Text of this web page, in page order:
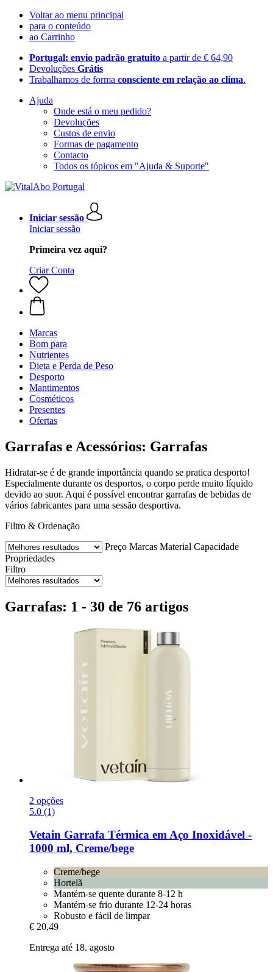
Voltar ao menu principal
para o conteúdo
ao Carrinho
Portugal: envio padrão gratuito a partir de € 64,90
Devoluções Grátis
Trabalhamos de forma consciente em relação ao clima.
Ajuda
Onde está o meu pedido?
Devoluções
Custos de envio
Formas de pagamento
Contacto
Todos os tópicos em "Ajuda & Suporte"
Iniciar sessão
Iniciar sessão
Primeira vez aqui?
Criar Conta
Marcas
Bom para
Nutrientes
Dieta e Perda de Peso
Desporto
Mantimentos
Cosméticos
Presentes
Ofertas
Garrafas e Acessórios: Garrafas
Hidratar-se é de grande importância quando se pratica desporto!
Especialmente durante os desportos, o corpo perde muito líquido
devido ao suor. Aqui é possível encontrar garrafas de bebidas de
vários fabricantes para uma sessão desportiva.
Filtro & Ordenação
Preço Marcas Material Capacidade
Propriedades
Filtro
Garrafas: 1 - 30 de 76 artigos
2 opções
5.0 (1)
Vetain Garrafa Térmica em Aço Inoxidável -​
1000 ml, Creme/bege
Creme/bege
Hortelã
Mantém-se quente durante 8-12 h
Mantém-se frio durante 12-24 horas
Robusto e fácil de limpar
€ 20,49
Entrega até 18. agosto